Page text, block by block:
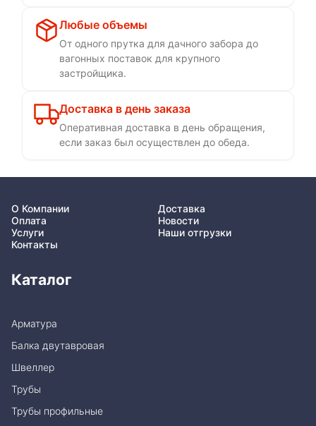
Любые объемы
От одного прутка для дачного забора до
вагонных поставок для крупного
застройщика.
Доставка в день заказа
Оперативная доставка в день обращения,
если заказ был осуществлен до обеда.
О Компании
Доставка
Оплата
Новости
Услуги
Наши отгрузки
Контакты
Каталог
Арматура
Балка двутавровая
Швеллер
Трубы
Трубы профильные